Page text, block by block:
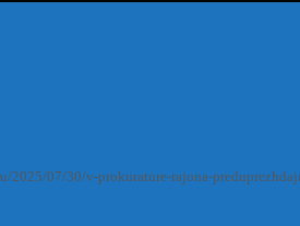
2025/07/30/v-prokurature-rajona-